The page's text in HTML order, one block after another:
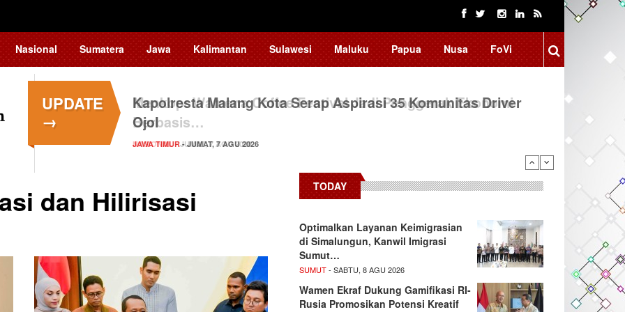
Nasional Sumatera Jawa Kalimantan Sulawesi Maluku Papua Nusa FoVi
UPDATE
→
Kapolresta Malang Kota Serap Aspirasi 35 Komunitas Driver
Ojol
JAWA TIMUR- JUMAT, 7 AGU 2026
dan Hilirisasi TODAY
Optimalkan Layanan Keimigrasian
di Simalungun, Kanwil Imigrasi
Sumut…
SUMUT- SABTU, 8 AGU 2026
Wamen Ekraf Dukung Gamifikasi RI-
Rusia Promosikan Potensi Kreatif